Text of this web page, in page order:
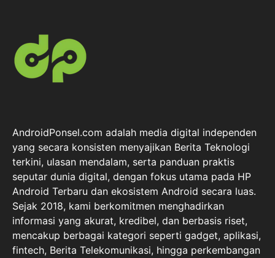
AndroidPonsel.com adalah media digital independen
yang secara konsisten menyajikan Berita Teknologi
terkini, ulasan mendalam, serta panduan praktis
seputar dunia digital, dengan fokus utama pada HP
Android Terbaru dan ekosistem Android secara luas.
Sejak 2018, kami berkomitmen menghadirkan
informasi yang akurat, kredibel, dan berbasis riset,
mencakup berbagai kategori seperti gadget, aplikasi,
fintech, Berita Telekomunikasi, hingga perkembangan